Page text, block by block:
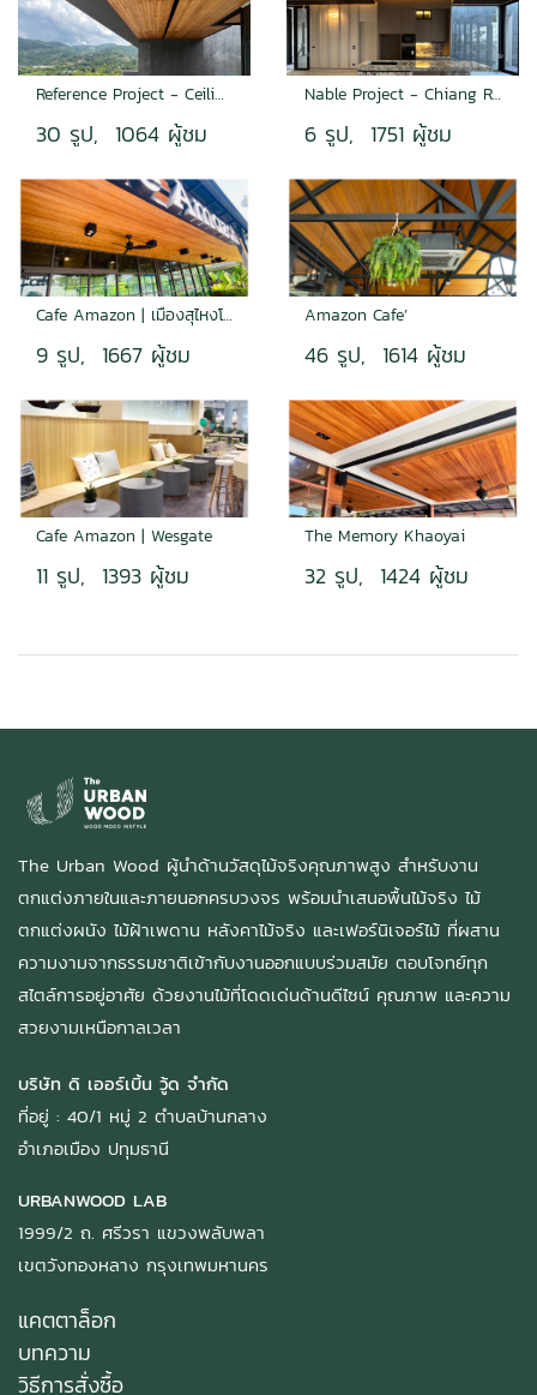
Reference Project - Ceiling
30 รูป, 1064 ผู้ชม
Nable Project - Chiang Rai
6 รูป, 1751 ผู้ชม
Cafe Amazon | เมืองสุไหงโก-ลก
9 รูป, 1667 ผู้ชม
Amazon Cafe’
46 รูป, 1614 ผู้ชม
Cafe Amazon | Wesgate
11 รูป, 1393 ผู้ชม
The Memory Khaoyai
32 รูป, 1424 ผู้ชม
The Urban Wood ผู้นำด้านวัสดุไม้จริงคุณภาพสูง สำหรับงาน
ตกแต่งภายในและภายนอกครบวงจร พร้อมนำเสนอพื้นไม้จริง ไม้
ตกแต่งผนัง ไม้ฝ้าเพดาน หลังคาไม้จริง และเฟอร์นิเจอร์ไม้ ที่ผสาน
ความงามจากธรรมชาติเข้ากับงานออกแบบร่วมสมัย ตอบโจทย์ทุก
สไตล์การอยู่อาศัย ด้วยงานไม้ที่โดดเด่นด้านดีไซน์ คุณภาพ และความ
สวยงามเหนือกาลเวลา
บริษัท ดิ เออร์เบิ้น วู้ด จำกัด
ที่อยู่ : 40/1 หมู่ 2 ตำบลบ้านกลาง
อำเภอเมือง ปทุมธานี
URBANWOOD LAB
1999/2 ถ. ศรีวรา แขวงพลับพลา
เขตวังทองหลาง กรุงเทพมหานคร
แคตตาล็อก
บทความ
วิธีการสั่งซื้อ